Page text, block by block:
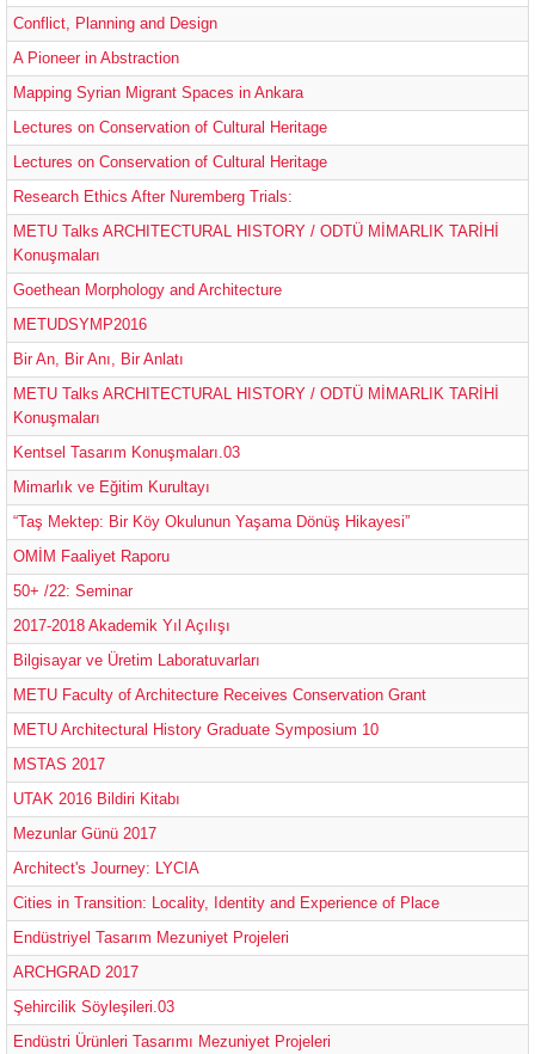
Conflict, Planning and Design
A Pioneer in Abstraction
Mapping Syrian Migrant Spaces in Ankara
Lectures on Conservation of Cultural Heritage
Lectures on Conservation of Cultural Heritage
Research Ethics After Nuremberg Trials:
METU Talks ARCHITECTURAL HISTORY / ODTÜ MİMARLIK TARİHİ
Konuşmaları
Goethean Morphology and Architecture
METUDSYMP2016
Bir An, Bir Anı, Bir Anlatı
METU Talks ARCHITECTURAL HISTORY / ODTÜ MİMARLIK TARİHİ
Konuşmaları
Kentsel Tasarım Konuşmaları.03
Mimarlık ve Eğitim Kurultayı
“Taş Mektep: Bir Köy Okulunun Yaşama Dönüş Hikayesi”
OMİM Faaliyet Raporu
50+ /22: Seminar
2017-2018 Akademik Yıl Açılışı
Bilgisayar ve Üretim Laboratuvarları
METU Faculty of Architecture Receives Conservation Grant
METU Architectural History Graduate Symposium 10
MSTAS 2017
UTAK 2016 Bildiri Kitabı
Mezunlar Günü 2017
Architect's Journey: LYCIA
Cities in Transition: Locality, Identity and Experience of Place
Endüstriyel Tasarım Mezuniyet Projeleri
ARCHGRAD 2017
Şehircilik Söyleşileri.03
Endüstri Ürünleri Tasarımı Mezuniyet Projeleri